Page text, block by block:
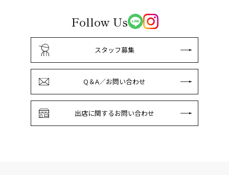
Follow Us
スタッフ募集
Q＆A／お問い合わせ
出店に関するお問い合わせ